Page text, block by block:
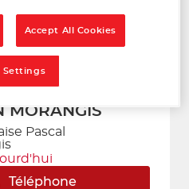
Téléphone
Voir plus
MORANGIS
Pascal
Téléphone
Accept All Cookies
Settings